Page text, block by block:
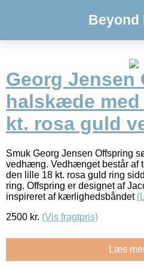
Beyond
Georg Jensen
halskæde
kt. rosa guld
Smuk Georg Jensen Offspring
vedhæng. Vedhænget består af
den lille 18 kt. rosa guld ring
ring. Offspring er designet af
inspireret af kærlighedsbåndet
2500 kr. (Vis fragtpris)
Læs